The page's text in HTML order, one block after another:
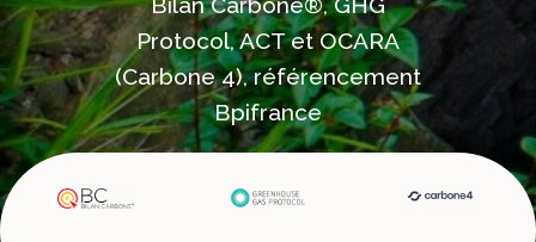
Protocol, ACT et OCARA
(Carbone 4), référencement
Bpifrance